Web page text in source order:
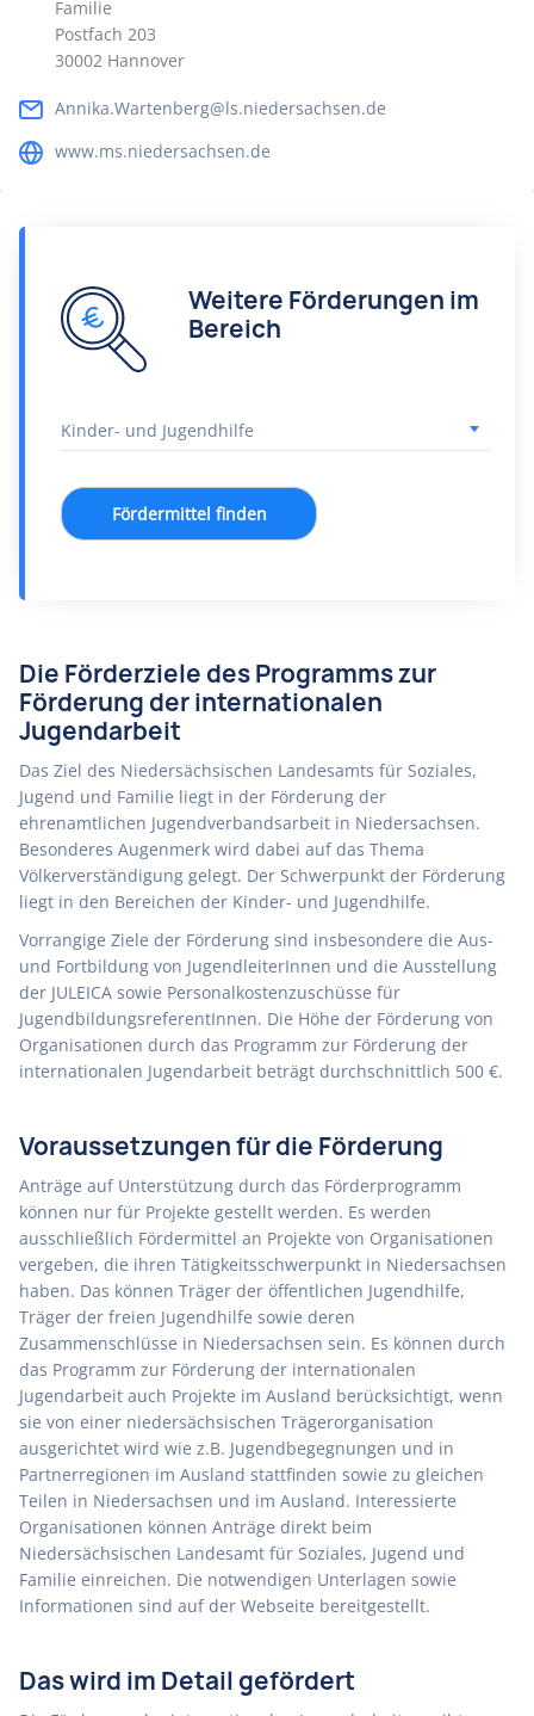
Familie
Postfach 203
30002 Hannover
Annika.Wartenberg@ls.niedersachsen.de
www.ms.niedersachsen.de
Weitere Förderungen im
Bereich
Fördermittel finden
Die Förderziele des Programms zur
Förderung der internationalen
Jugendarbeit
Das Ziel des Niedersächsischen Landesamts für Soziales,
Jugend und Familie liegt in der Förderung der
ehrenamtlichen Jugendverbandsarbeit in Niedersachsen.
Besonderes Augenmerk wird dabei auf das Thema
Völkerverständigung gelegt. Der Schwerpunkt der Förderung
liegt in den Bereichen der Kinder- und Jugendhilfe.
Vorrangige Ziele der Förderung sind insbesondere die Aus-
und Fortbildung von JugendleiterInnen und die Ausstellung
der JULEICA sowie Personalkostenzuschüsse für
JugendbildungsreferentInnen. Die Höhe der Förderung von
Organisationen durch das Programm zur Förderung der
internationalen Jugendarbeit beträgt durchschnittlich 500 €.
Voraussetzungen für die Förderung
Anträge auf Unterstützung durch das Förderprogramm
können nur für Projekte gestellt werden. Es werden
ausschließlich Fördermittel an Projekte von Organisationen
vergeben, die ihren Tätigkeitsschwerpunkt in Niedersachsen
haben. Das können Träger der öffentlichen Jugendhilfe,
Träger der freien Jugendhilfe sowie deren
Zusammenschlüsse in Niedersachsen sein. Es können durch
das Programm zur Förderung der internationalen
Jugendarbeit auch Projekte im Ausland berücksichtigt, wenn
sie von einer niedersächsischen Trägerorganisation
ausgerichtet wird wie z.B. Jugendbegegnungen und in
Partnerregionen im Ausland stattfinden sowie zu gleichen
Teilen in Niedersachsen und im Ausland. Interessierte
Organisationen können Anträge direkt beim
Niedersächsischen Landesamt für Soziales, Jugend und
Familie einreichen. Die notwendigen Unterlagen sowie
Informationen sind auf der Webseite bereitgestellt.
Das wird im Detail gefördert